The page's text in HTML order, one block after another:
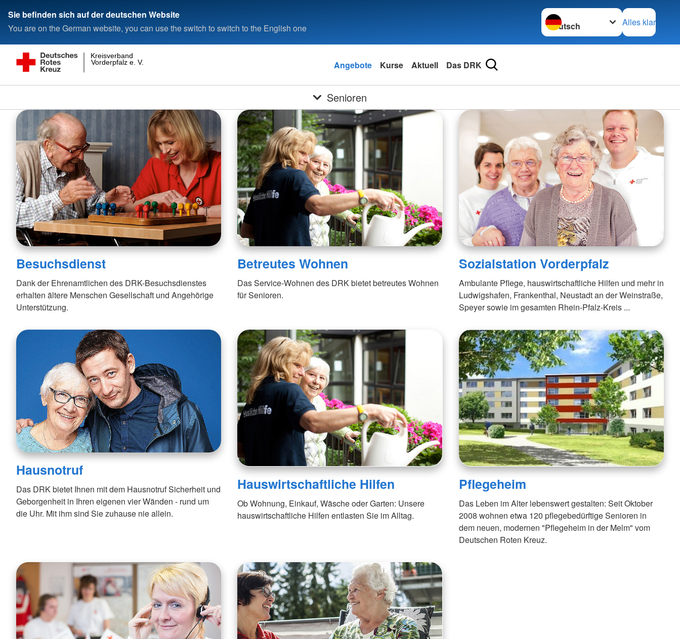
Sie befinden sich auf der deutschen Website
You are on the German website, you can use the switch to switch to the English one
Sprache wechseln zu
Alles klar
Vorderpfalz e. V.
Kreisverband
Angebote Kurse Aktuell Das DRK
Senioren
Besuchsdienst
Dank der Ehrenamtlichen des DRK-Besuchsdienstes
erhalten ältere Menschen Gesellschaft und Angehörige
Unterstützung.
Betreutes Wohnen
Das Service-Wohnen des DRK bietet betreutes Wohnen
für Senioren.
Sozialstation Vorderpfalz
Ambulante Pflege, hauswirtschaftliche Hilfen und mehr in
Ludwigshafen, Frankenthal, Neustadt an der Weinstraße,
Speyer sowie im gesamten Rhein-Pfalz-Kreis ...
Hausnotruf
Das DRK bietet Ihnen mit dem Hausnotruf Sicherheit und
Geborgenheit in Ihren eigenen vier Wänden - rund um
die Uhr. Mit ihm sind Sie zuhause nie allein.
Hauswirtschaftliche Hilfen
Ob Wohnung, Einkauf, Wäsche oder Garten: Unsere
hauswirtschaftliche Hilfen entlasten Sie im Alltag.
Pflegeheim
Das Leben im Alter lebenswert gestalten: Seit Oktober
2008 wohnen etwa 120 pflegebedürftige Senioren in
dem neuen, modernen "Pflegeheim in der Melm" vom
Deutschen Roten Kreuz.